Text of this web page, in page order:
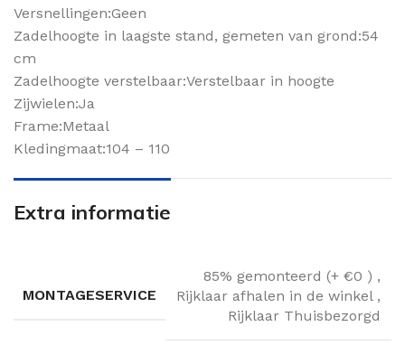
Versnellingen:Geen
Zadelhoogte in laagste stand, gemeten van grond:54
cm
Zadelhoogte verstelbaar:Verstelbaar in hoogte
Zijwielen:Ja
Frame:Metaal
Kledingmaat:104 – 110
Extra informatie
MONTAGESERVICE
85% gemonteerd (+ €0 ) ,
Rijklaar afhalen in de winkel ,
Rijklaar Thuisbezorgd